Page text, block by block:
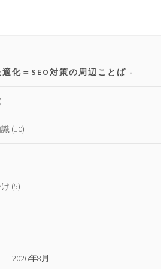
化＝SEO対策の周辺ことば
(10)
(5)
2026年8月